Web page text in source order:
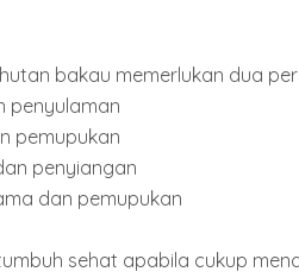
bakau memerlukan dua
penyulaman
pemupukan
penyiangan
dan pemupukan
sehat apabila cukup